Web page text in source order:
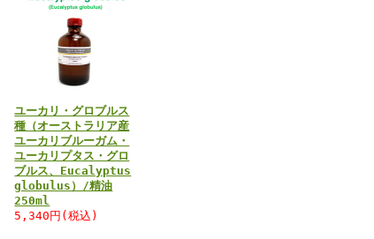
ユーカリ・グロブルス
種（オーストラリア産
ユーカリブルーガム・
ユーカリプタス・グロ
ブルス、Eucalyptus
globulus）/精油
250ml
5,340円(税込)